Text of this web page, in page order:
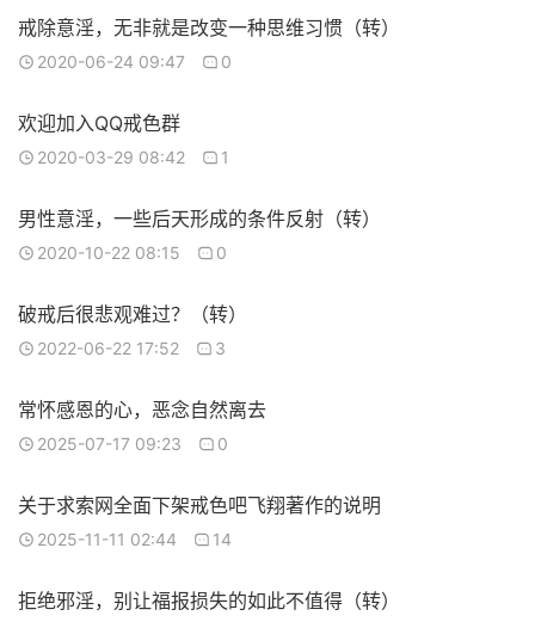
戒除意淫，无非就是改变一种思维习惯（转）
2020-06-24 09:47 0
欢迎加入QQ戒色群
2020-03-29 08:42 1
男性意淫，一些后天形成的条件反射（转）
2020-10-22 08:15 0
破戒后很悲观难过？（转）
2022-06-22 17:52 3
常怀感恩的心，恶念自然离去
2025-07-17 09:23 0
关于求索网全面下架戒色吧飞翔著作的说明
2025-11-11 02:44 14
拒绝邪淫，别让福报损失的如此不值得（转）